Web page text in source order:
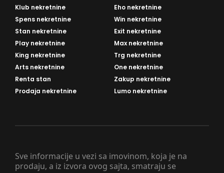
Sve informacije u vezi sa imovinom, koja je na
prodaju, a iz izvora ovog sajta, smatraju se
Klub nekretnine
Eho nekretnine
Spens nekretnine
Win nekretnine
Stan nekretnine
Exit nekretnine
Play nekretnine
Max nekretnine
King nekretnine
Trg nekretnine
Arts nekretnine
One nekretnine
Renta stan
Zakup nekretnine
Prodaja nekretnine
Lumo nekretnine